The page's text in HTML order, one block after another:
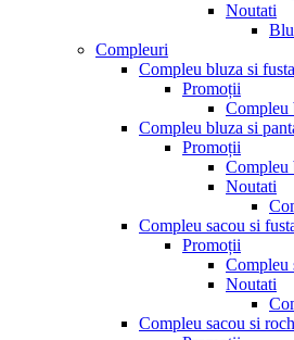
Noutati
Compleuri
Compleu bluza si fusta
Promoții
Compleu
Compleu bluza si
Promoții
Compleu
Noutati
Compleu sacou si
Promoții
Compleu
Noutati
Compleu sacou si